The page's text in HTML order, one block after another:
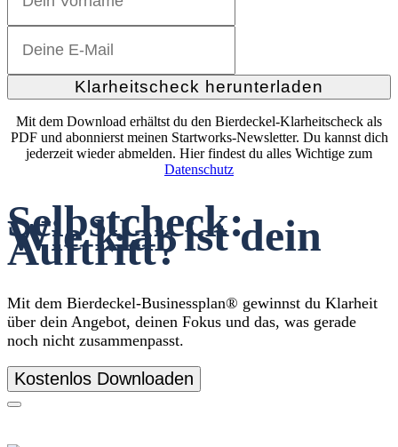
Klarheitscheck herunterladen
Mit dem Download erhältst du den Bierdeckel-Klarheitscheck als
PDF und abonnierst meinen Startworks-Newsletter. Du kannst dich
jederzeit wieder abmelden. Hier findest du alles Wichtige zum
Datenschutz
Selbstcheck:
Wie klar ist dein
Auftritt?
Mit dem Bierdeckel-Businessplan® gewinnst du Klarheit
über dein Angebot, deinen Fokus und das, was gerade
noch nicht zusammenpasst.
Kostenlos Downloaden